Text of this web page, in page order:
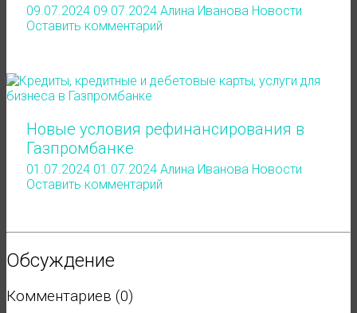
09.07.2024 09.07.2024 Алина Иванова Новости
Оставить комментарий
Новые условия рефинансирования в
Газпромбанке
01.07.2024 01.07.2024 Алина Иванова Новости
Оставить комментарий
Обсуждение
Комментариев (0)